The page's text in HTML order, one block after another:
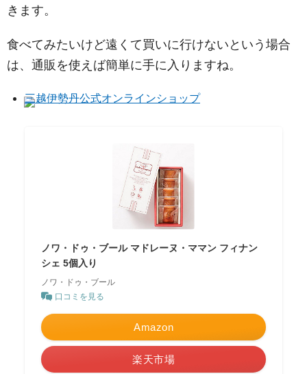
きます。
食べてみたいけど遠くて買いに行けないという場合
は、通販を使えば簡単に手に入りますね。
三越伊勢丹公式オンラインショップ
ノワ・ドゥ・ブール マドレーヌ・ママン フィナン
シェ 5個入り
ノワ・ドゥ・ブール
口コミを見る
Amazon
楽天市場